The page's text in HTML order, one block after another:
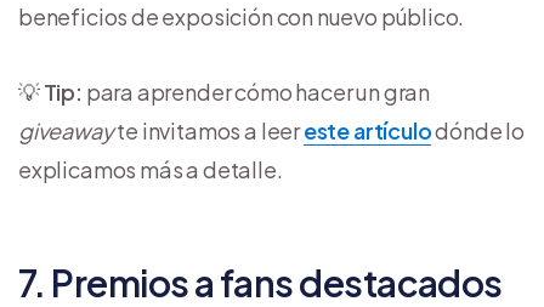
beneficios de exposición con nuevo público.
💡Tip: para aprender cómo hacer un gran
giveawayte invitamos a leereste artículodónde lo
explicamos más a detalle.
7. Premios a fans destacados